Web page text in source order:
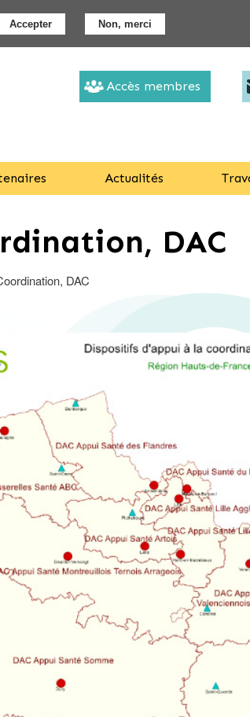
Accepter Non, merci
Accès membres
Actualités
DAC
DAC